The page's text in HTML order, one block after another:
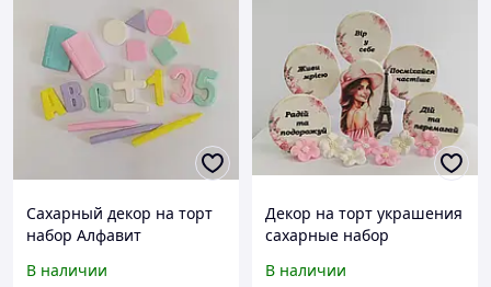
Сахарный декор на торт
набор Алфавит
В наличии
Декор на торт украшения
сахарные набор
В наличии